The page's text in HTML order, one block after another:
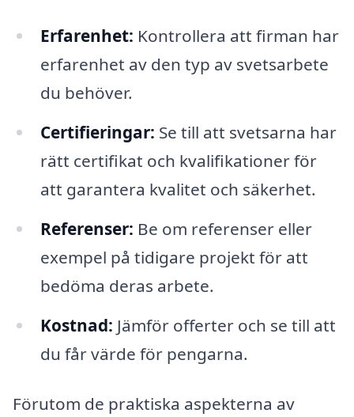
Erfarenhet: Kontrollera att firman har
erfarenhet av den typ av svetsarbete
du behöver.
Certifieringar: Se till att svetsarna har
rätt certifikat och kvalifikationer för
att garantera kvalitet och säkerhet.
Referenser: Be om referenser eller
exempel på tidigare projekt för att
bedöma deras arbete.
Kostnad: Jämför offerter och se till att
du får värde för pengarna.
Förutom de praktiska aspekterna av